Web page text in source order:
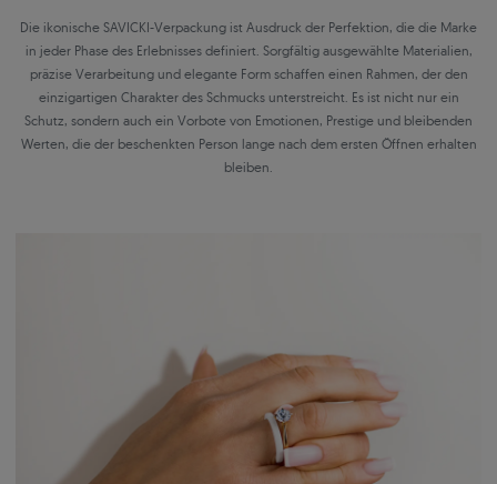
Die ikonische SAVICKI-Verpackung ist Ausdruck der Perfektion, die die Marke
in jeder Phase des Erlebnisses definiert. Sorgfältig ausgewählte Materialien,
präzise Verarbeitung und elegante Form schaffen einen Rahmen, der den
einzigartigen Charakter des Schmucks unterstreicht. Es ist nicht nur ein
Schutz, sondern auch ein Vorbote von Emotionen, Prestige und bleibenden
Werten, die der beschenkten Person lange nach dem ersten Öffnen erhalten
bleiben.